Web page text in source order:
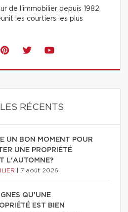
de l'immobilier depuis 1982,
les courtiers les plus
RÉCENTS
UN BON MOMENT POUR
UNE PROPRIÉTÉ
L'AUTOMNE?
7 août 2026
QU'UNE
EST BIEN